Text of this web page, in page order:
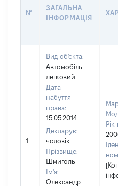
№
ЗАГАЛЬНА
ІНФОРМАЦІЯ
1
Вид об'єкта:
Автомобіль
легковий
Дата
набуття
права:
15.05.2014
Декларує:
чоловік
Прізвище:
Шмиголь
Ім'я:
Олександр